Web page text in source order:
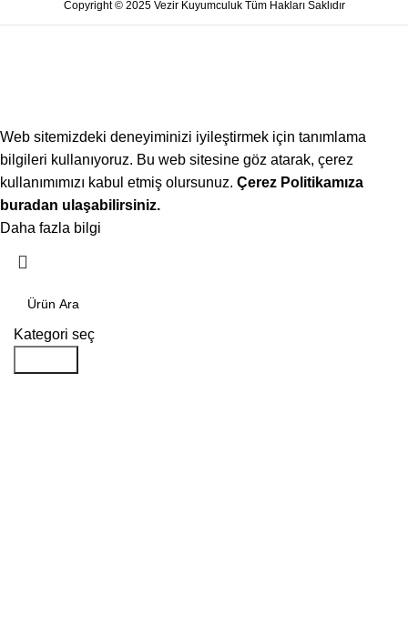
Copyright © 2025 Vezir Kuyumculuk Tüm Hakları Saklıdır
Web sitemizdeki deneyiminizi iyileştirmek için tanımlama
bilgileri kullanıyoruz. Bu web sitesine göz atarak, çerez
kullanımımızı kabul etmiş olursunuz. Çerez Politikamıza
buradan ulaşabilirsiniz.
Daha fazla bilgi
Kategori seç